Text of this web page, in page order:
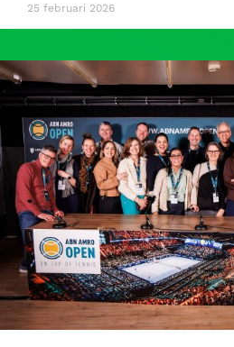
25 februari 2026